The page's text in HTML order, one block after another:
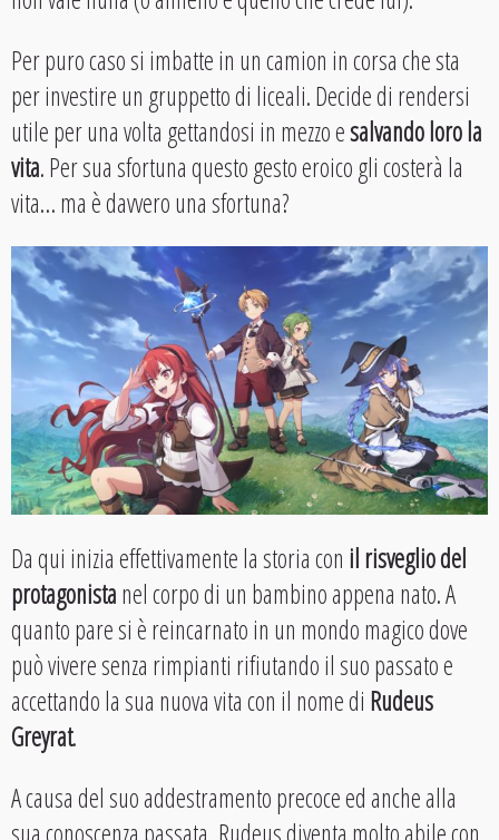
Per puro caso si imbatte in un camion in corsa che sta
per investire un gruppetto di liceali. Decide di rendersi
utile per una volta gettandosi in mezzo esalvando loro la
vita. Per sua sfortuna questo gesto eroico gli costerà la
vita… ma è davvero una sfortuna?
Da qui inizia effettivamente la storia con il risveglio del
protagonistanel corpo di un bambino appena nato. A
quanto pare si è reincarnato in un mondo magico dove
può vivere senza rimpianti rifiutando il suo passato e
accettando la sua nuova vita con il nome di Rudeus
Greyrat.
A causa del suo addestramento precoce ed anche alla